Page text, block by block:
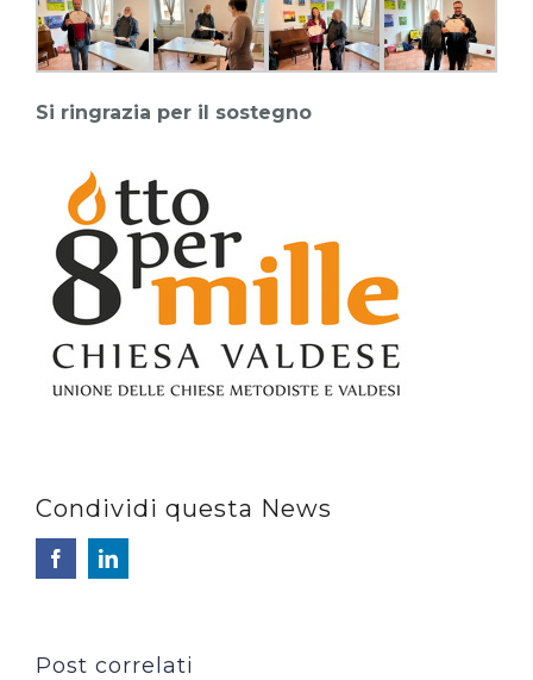
Si ringrazia per il sostegno
Condividi questa News
FacebookLinkedIn
Post correlati